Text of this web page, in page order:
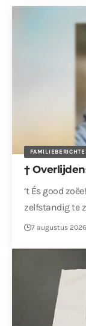
†
‘t És good
zelfstandig te
7 augustus